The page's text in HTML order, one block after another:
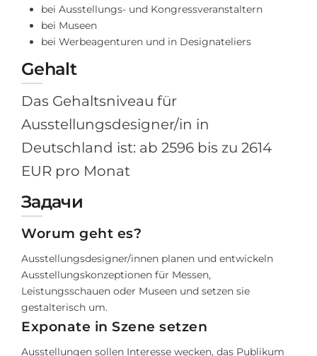
bei Ausstellungs- und Kongressveranstaltern
bei Museen
bei Werbeagenturen und in Designateliers
Gehalt
Das Gehaltsniveau für
Ausstellungsdesigner/in in
Deutschland ist: ab 2596 bis zu 2614
EUR pro Monat
Задачи
Worum geht es?
Ausstellungsdesigner/innen planen und entwickeln
Ausstellungskonzeptionen für Messen,
Leistungsschauen oder Museen und setzen sie
gestalterisch um.
Exponate in Szene setzen
Ausstellungen sollen Interesse wecken, das Publikum